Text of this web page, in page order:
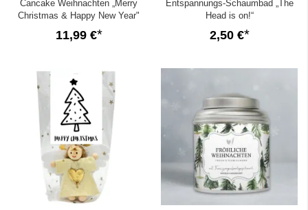
Cancake Weihnachten „Merry
Christmas & Happy New Year"
(Brownie - rote Version)
11,99 €
Entspannungs-Schaumbad „The
Head is on!“
2,50 €